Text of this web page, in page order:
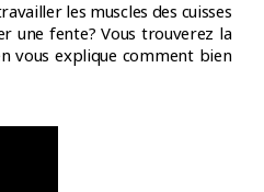
les muscles des cuisses
une fente? Vous trouverez la
vous explique comment bien